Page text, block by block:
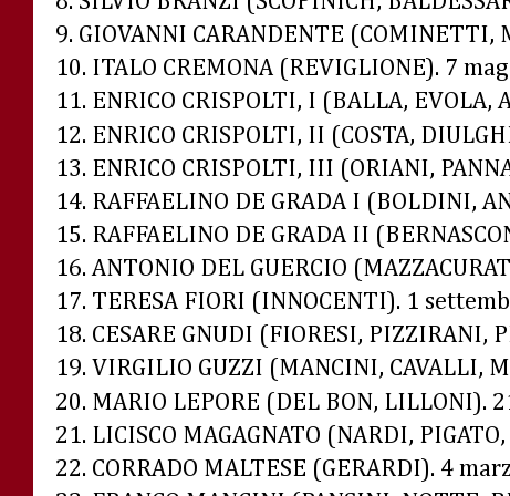
9. GIOVANNI CARANDENTE (COMINETTI,
10. ITALO CREMONA (REVIGLIONE). 7
11. ENRICO CRISPOLTI, I (BALLA,
12. ENRICO CRISPOLTI, II ( COSTA,
13. ENRICO CRISPOLTI, III (ORIANI,
14. RAFFAELINO DE GRADA I (BOLDINI,
15. RAFFAELINO DE GRADA II (
16. ANTONIO DEL GUERCIO
17. TERESA FIORI (INNOCENTI). 1
18. CESARE GNUDI (FIORESI, PIZZIRANI,
19. VIRGILIO GUZZI (MANCINI, CAVALLI,
20. MARIO LEPORE (DEL BON, LILLONI).
21. LICISCO MAGAGNATO (NARDI,
22. CORRADO MALTESE (GERARDI). 4